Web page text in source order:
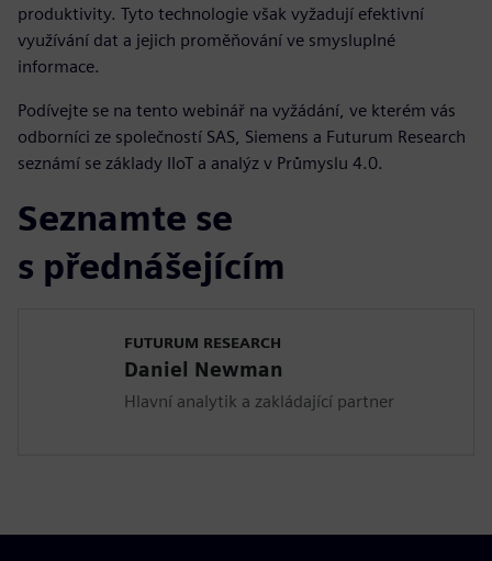
produktivity. Tyto technologie však vyžadují efektivní
využívání dat a jejich proměňování ve smysluplné
informace.
Podívejte se na tento webinář na vyžádání, ve kterém vás
odborníci ze společností SAS, Siemens a Futurum Research
seznámí se základy IIoT a analýz v Průmyslu 4.0.
Seznamte se
s přednášejícím
FUTURUM RESEARCH
Daniel Newman
Hlavní analytik a zakládající partner